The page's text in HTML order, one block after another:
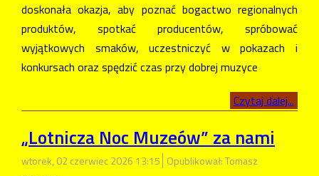
doskonała okazja, aby poznać bogactwo regionalnych
produktów, spotkać producentów, spróbować
wyjątkowych smaków, uczestniczyć w pokazach i
konkursach oraz spędzić czas przy dobrej muzyce
Czytaj dalej...
„Lotnicza Noc Muzeów” za nami
wtorek, 02 czerwiec 2026 13:15 Opublikował: Tomasz